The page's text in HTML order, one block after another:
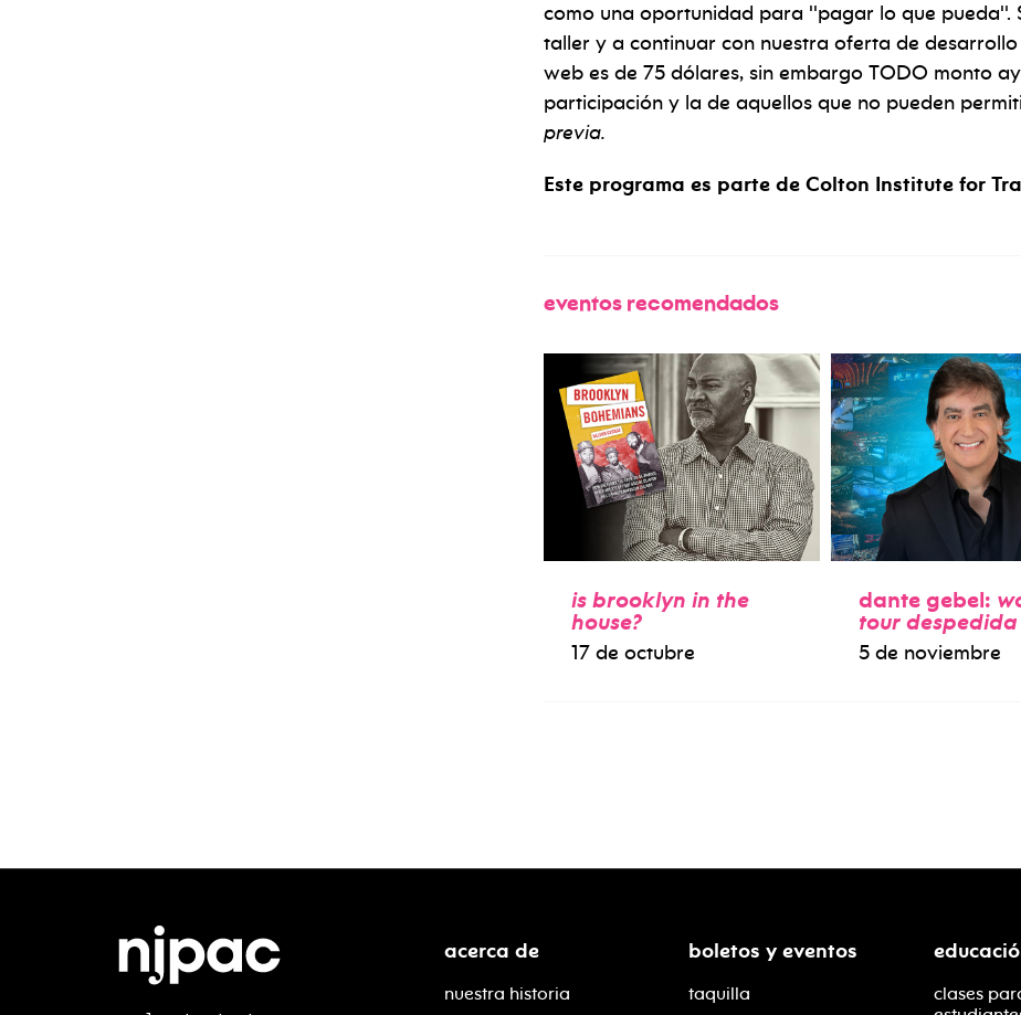
como una oportunidad para ''pagar lo que pueda''.
taller y a continuar con nuestra oferta de
web es de 75 dólares, sin embargo TODO monto
participación y la de aquellos que no pueden
previa.
Este programa es parte de Colton Institute for
eventos recomendados
is brooklyn in the
house?
17 de octubre
dante gebel:
tour
5 de noviembre
acerca de
nuestra historia
boletos y eventos
taquilla
clases